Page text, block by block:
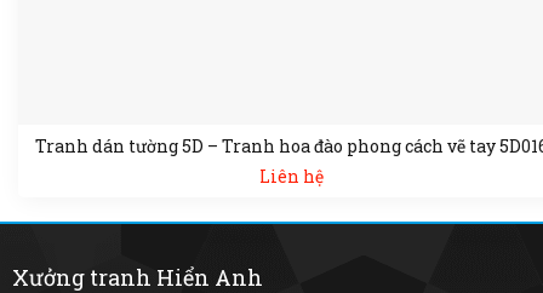
Tranh dán tường 5D – Tranh hoa đào phong cách vẽ tay
Liên hệ
Xưởng tranh Hiển Anh